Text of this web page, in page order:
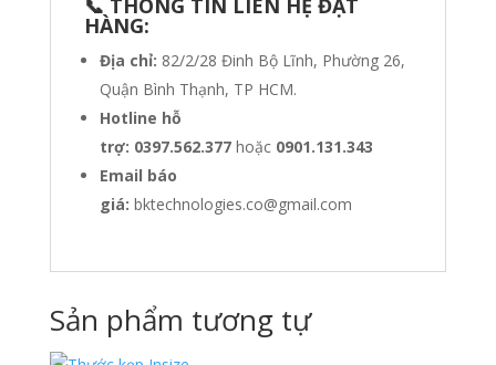
📞 THÔNG TIN LIÊN HỆ ĐẶT
HÀNG:
Địa chỉ: 82/2/28 Đinh Bộ Lĩnh, Phường 26,
Quận Bình Thạnh, TP HCM.
Hotline hỗ
trợ: 0397.562.377hoặc 0901.131.343
Email báo
giá: bktechnologies.co@gmail.com
Sản phẩm tương tự